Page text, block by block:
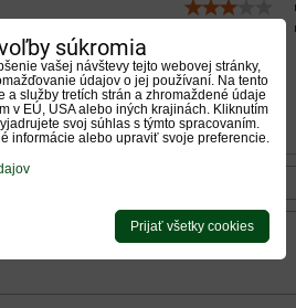
súkromia
vašej návštevy tejto webovej stránky,
údajov o jej používaní. Na tento
a služby tretích strán a zhromaždené údaje
v EÚ, USA alebo iných krajinách. Kliknutím
svoj súhlas s týmto spracovaním.
informácie alebo upraviť svoje preferencie.
Prijať všetky cookies